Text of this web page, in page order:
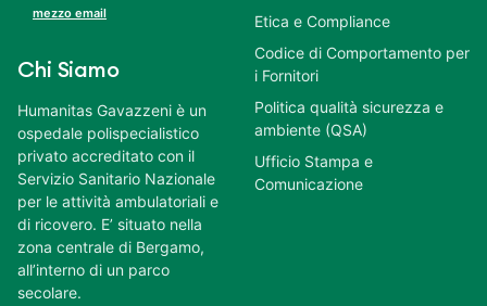
mezzo email
Chi Siamo
Humanitas Gavazzeni è un
ospedale polispecialistico
privato accreditato con il
Servizio Sanitario Nazionale
per le attività ambulatoriali e
di ricovero. E’ situato nella
zona centrale di Bergamo,
all’interno di un parco
secolare.
Etica e Compliance
Codice di Comportamento per
i Fornitori
Politica qualità sicurezza e
ambiente (QSA)
Ufficio Stampa e
Comunicazione